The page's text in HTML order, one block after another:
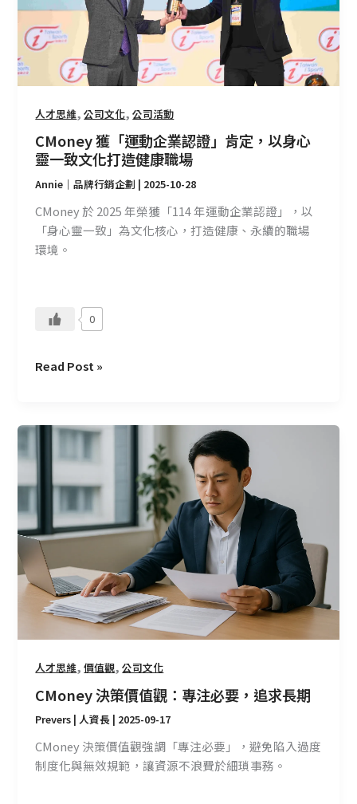
人才思維,公司文化,公司活動
CMoney 獲「運動企業認證」肯定，以身心
靈一致文化打造健康職場
Annie｜品牌行銷企劃 | 2025-10-28
CMoney 於 2025 年榮獲「114 年運動企業認證」，以
「身心靈一致」為文化核心，打造健康、永續的職場
環境。
0
證」
肯
定，
身
心
一
致
文
化
打
造
Read Post »
人才思維,價值觀,公司文化
CMoney 決策價值觀：專注必要，追求長期
Prevers | 人資長 | 2025-09-17
CMoney 決策價值觀強調「專注必要」，避免陷入過度
制度化與無效規範，讓資源不浪費於細瑣事務。
CMoney
價
值
觀：
專
注
必
要，
求
長